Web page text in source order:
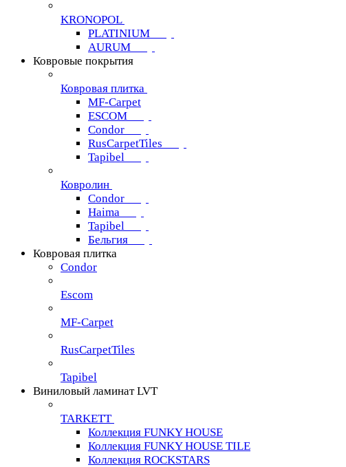
KRONOPOL
PLATINIUM
AURUM
Ковровые покрытия
Ковровая плитка
MF-Carpet
ESCOM
Condor
RusCarpetTiles
Tapibel
Ковролин
Condor
Haima
Tapibel
Бельгия
Ковровая плитка
Condor
Escom
MF-Carpet
RusCarpetTiles
Tapibel
Виниловый ламинат LVT
TARKETT
Коллекция FUNKY HOUSE
Коллекция FUNKY HOUSE TILE
Коллекция ROCKSTARS